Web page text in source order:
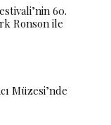
60.
Ronson ile
Müzesi’nde